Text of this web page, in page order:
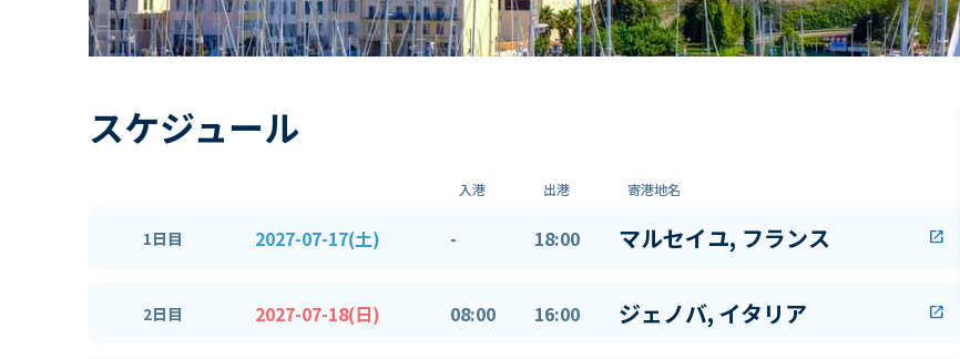
スケジュール
入港 出港 寄港地名
1日目 2027-07-17(土) - 18:00 マルセイユ, フランス open_in_new
2日目 2027-07-18(日) 08:00 16:00 ジェノバ, イタリア open_in_new